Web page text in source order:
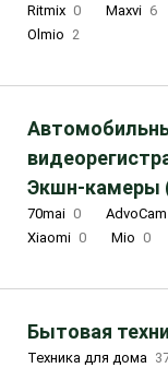
Ritmix 0 Maxvi 6
Olmio 2
Экшн-камеры
70mai 0 AdvoCam
Xiaomi 0 Mio 0
Бытовая
Техника для дома